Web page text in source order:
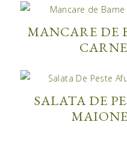
MANCARE DE
SALATA DE